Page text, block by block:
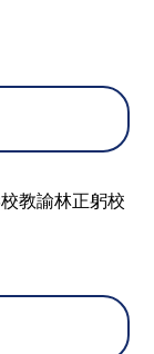
教諭林正躬校